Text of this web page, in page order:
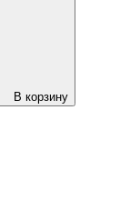
В корзину